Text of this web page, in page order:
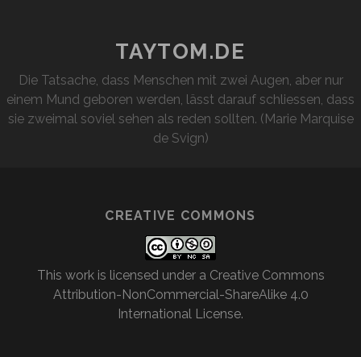
TAYTOM.DE
Die Tatsache, dass Menschen mit zwei Augen, aber nur
einem Mund geboren werden, lässt darauf schliessen, dass
sie zweimal soviel sehen als reden sollten. (Marie Marquise
de Svign)
CREATIVE COMMONS
This work is licensed under a Creative Commons
Attribution-NonCommercial-ShareAlike 4.0
International License.